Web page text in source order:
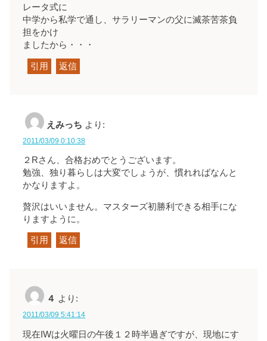
レータ式に
中学から私学で通し、サラリーマンの父に滅茶苦茶負
担をかけ
ましたから・・・
引用 返信
えみっち より:
2011/03/09 0:10:38
２Rさん、合格おめでとうございます。
勉強、独り暮らしは大変でしょうが、慣れればなんと
かなりますよ。
贅沢はいいません。マスターズ初勝利できる相手にな
りますように。
引用 返信
４ より:
2011/03/09 5:41:14
現在IWは火曜日の午後１２時半過ぎですが、現地にす